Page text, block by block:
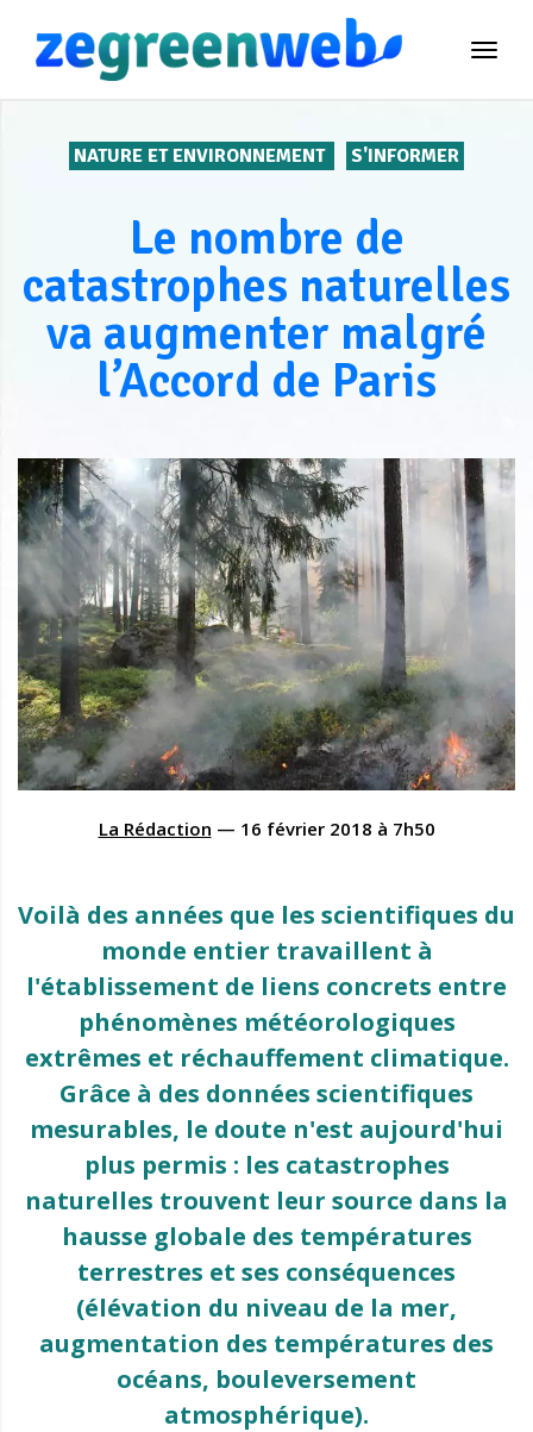
NATURE ET ENVIRONNEMENT S'INFORMER
Le nombre de
catastrophes naturelles
va augmenter malgré
l’Accord de Paris
La Rédaction — 16 février 2018 à 7h50
Voilà des années que les scientifiques du
monde entier travaillent à
l'établissement de liens concrets entre
phénomènes météorologiques
extrêmes et réchauffement climatique.
Grâce à des données scientifiques
mesurables, le doute n'est aujourd'hui
plus permis : les catastrophes
naturelles trouvent leur source dans la
hausse globale des températures
terrestres et ses conséquences
(élévation du niveau de la mer,
augmentation des températures des
océans, bouleversement
atmosphérique).